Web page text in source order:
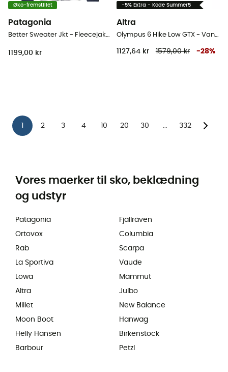
Øko-fremstillet
Patagonia
Better Sweater Jkt - Fleecejakke Herrer
1199,00 kr
-5% Extra - Kode Summer5
Altra
Olympus 6 Hike Low GTX - Vandresko - Herrer
1127,64 kr 1579,00 kr -28%
2 3 4 10 20 30 332
Vores maerker til sko, beklædning
og udstyr
Patagonia
Ortovox
Rab
La Sportiva
Lowa
Altra
Millet
Moon Boot
Helly Hansen
Barbour
Fjällräven
Columbia
Scarpa
Vaude
Mammut
Julbo
New Balance
Hanwag
Birkenstock
Petzl